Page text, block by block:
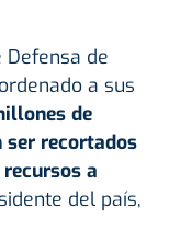
de
a sus
de
ser recortados
a
del país,